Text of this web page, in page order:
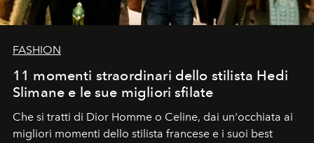
FASHION
11 momenti straordinari dello stilista Hedi
Slimane e le sue migliori sfilate
Che si tratti di Dior Homme o Celine, dai un'occhiata ai
migliori momenti dello stilista francese e i suoi best